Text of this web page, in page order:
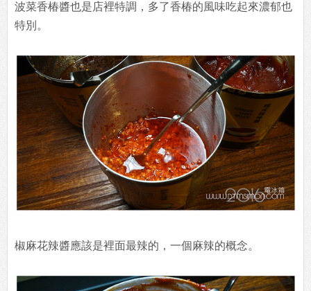
波菜香椿醬也是店裡特調，多了香椿的風味吃起來濃郁也
特別。
椒麻花辣醬應該是裡面最辣的，一個麻辣的概念。